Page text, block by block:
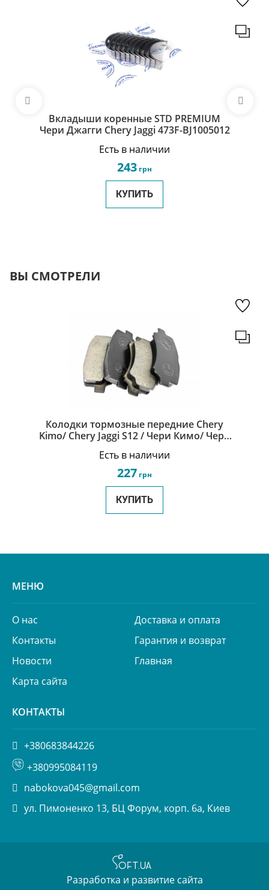
Вкладыши коренные STD PREMIUM
Чери Джагги Chery Jaggi 473F-BJ1005012
Есть в наличии
243 грн
КУПИТЬ
ВЫ СМОТРЕЛИ
Колодки тормозные передние Chery
Kimo/ Chery Jaggi S12 / Чери Кимо/ Чери
Есть в наличии
227 грн
КУПИТЬ
МЕНЮ
О нас
Доставка и оплата
Контакты
Гарантия и возврат
Новости
Главная
Карта сайта
КОНТАКТЫ
+380683844226
+380995084119
nabokova045@gmail.com
ул. Пимоненко 13, БЦ Форум, корп. 6а, Киев
Разработка и развитие сайта